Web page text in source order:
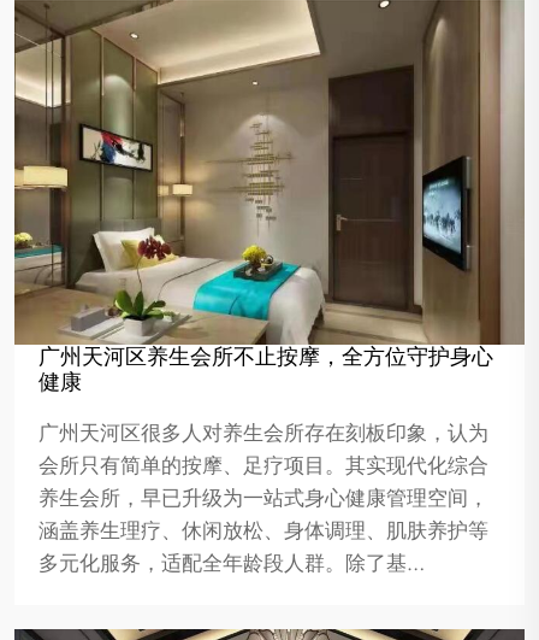
广州天河区养生会所不止按摩，全方位守护身心
健康
广州天河区很多人对养生会所存在刻板印象，认为
会所只有简单的按摩、足疗项目。其实现代化综合
养生会所，早已升级为一站式身心健康管理空间，
涵盖养生理疗、休闲放松、身体调理、肌肤养护等
多元化服务，适配全年龄段人群。除了基…